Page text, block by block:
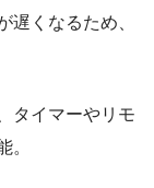
遅くなるため、
タイマーやリモ
。